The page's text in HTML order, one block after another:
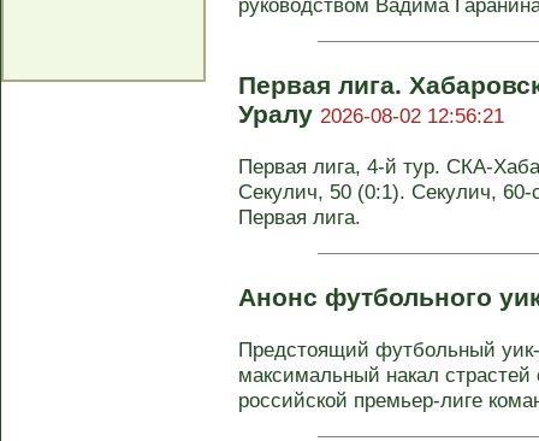
руководством Вадима
Первая лига.
Уралу 2026-08-02 12:56:21
Первая лига, 4-й тур. СКА-
Секулич, 50 (0:1). Секулич,
Первая лига.
Анонс футбольного
Предстоящий футбольный
максимальный накал страстей
российской премьер-лиге